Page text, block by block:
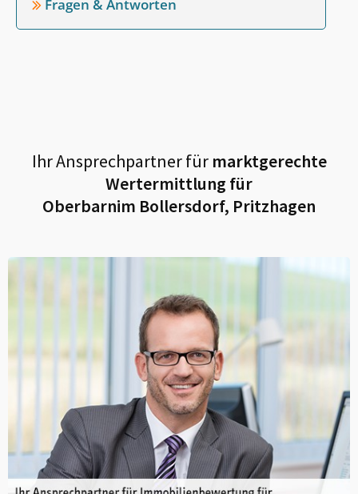
Fragen & Antworten
Ihr Ansprechpartner fürmarktgerechte
Wertermittlung für
Oberbarnim Bollersdorf, Pritzhagen